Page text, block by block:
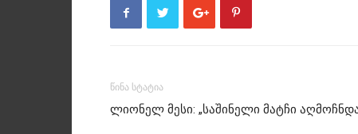
წინა სტატია
ლიონელ მესი: „საშინელი მატჩი